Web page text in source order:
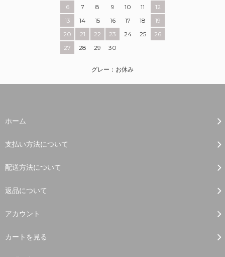
6
7 8 9 10 11
12
13
14 15 16 17 18
19
20
21 22 23 24 25
26
27
28 29 30
グレー：お休み
ホーム
支払い方法について
配送方法について
返品について
アカウント
カートを見る